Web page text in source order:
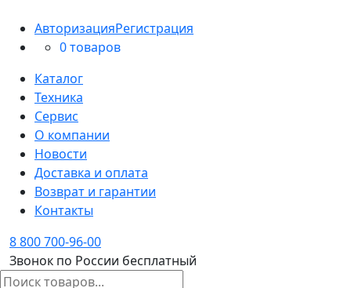
АвторизацияРегистрация
0 товаров
Каталог
Техника
Сервис
О компании
Новости
Доставка и оплата
Возврат и гарантии
Контакты
8 800 700-96-00
Звонок по России бесплатный
Поиск